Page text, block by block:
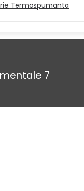
Termospumanta
7